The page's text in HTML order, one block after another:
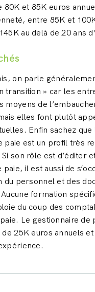
80K et 85K euros
entre 85K et
au delà de 20 ans
on parle
transition » car les
moyens de
elles font plutôt
Enfin sachez que
paie est un profil très
son rôle est d’éditer
il est aussi de
du personnel et des
formation
du coup des
Le gestionnaire de
de 25K euros annuels